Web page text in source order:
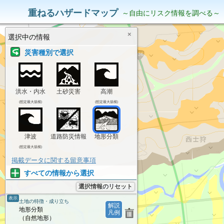
重ねるハザードマップ ～自由にリスク情報を調べる～
災害リスク情報
選択中の情報 ×
災害種別で選択
洪水・内水
(想定最大規模)
土砂災害 高潮
(想定最大規模)
津波
(想定最大規模)
道路防災情報 地形分類
掲載データに関する留意事項
すべての情報から選択
選択情報のリセット
解説
凡例
表示
土地の特徴・成り立ち
地形分類
（自然地形）